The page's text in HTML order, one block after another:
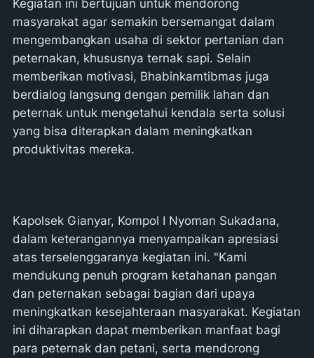
Kegiatan ini bertujuan untuk mendorong
masyarakat agar semakin bersemangat dalam
mengembangkan usaha di sektor pertanian dan
peternakan, khususnya ternak sapi. Selain
memberikan motivasi, Bhabinkamtibmas juga
berdialog langsung dengan pemilik lahan dan
peternak untuk mengetahui kendala serta solusi
yang bisa diterapkan dalam meningkatkan
produktivitas mereka.
Kapolsek Gianyar, Kompol I Nyoman Sukadana,
dalam keterangannya menyampaikan apresiasi
atas terselenggaranya kegiatan ini. "Kami
mendukung penuh program ketahanan pangan
dan peternakan sebagai bagian dari upaya
meningkatkan kesejahteraan masyarakat. Kegiatan
ini diharapkan dapat memberikan manfaat bagi
para peternak dan petani, serta mendorong